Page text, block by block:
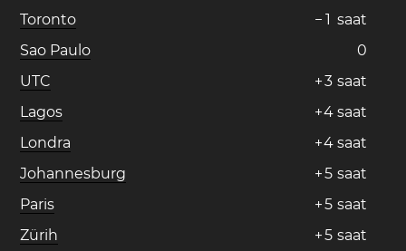
Toronto
− 1 saat
Sao Paulo
0
UTC
+3 saat
Lagos
+4 saat
Londra
+4 saat
Johannesburg
+5 saat
Paris
+5 saat
Zürih
+5 saat